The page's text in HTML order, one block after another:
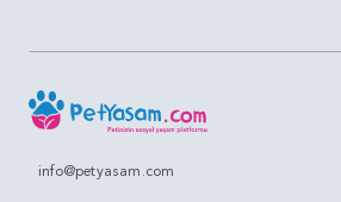
info@petyasam.com